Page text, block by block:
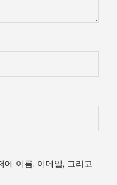
에 이름, 이메일, 그리고